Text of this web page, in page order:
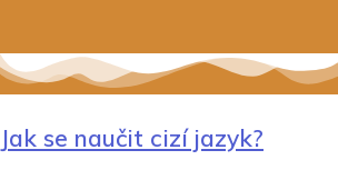
Jak se naučit cizí jazyk?